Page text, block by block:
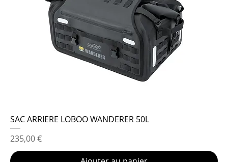
SAC ARRIERE LOBOO WANDERER 50L
Prix
235,00 €